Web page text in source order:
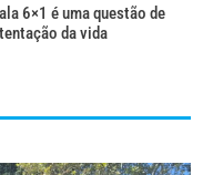
6×1 é uma questão de
da vida